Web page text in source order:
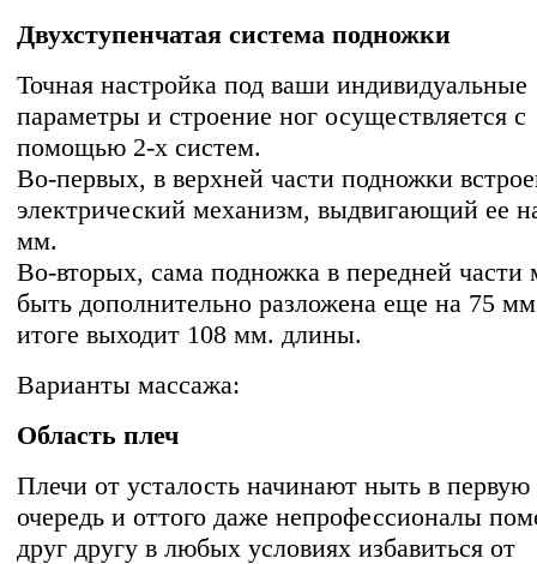
Двухступенчатая система подножки
Точная настройка под ваши индивидуальные
параметры и строение ног осуществляется с
помощью 2-х систем.
Во-первых, в верхней части подножки
электрический механизм, выдвигающий ее
мм.
Во-вторых, сама подножка в передней части
быть дополнительно разложена еще на 75
итоге выходит 108 мм. длины.
Варианты массажа:
Область плеч
Плечи от усталость начинают ныть в первую
очередь и оттого даже непрофессионалы
друг другу в любых условиях избавиться от